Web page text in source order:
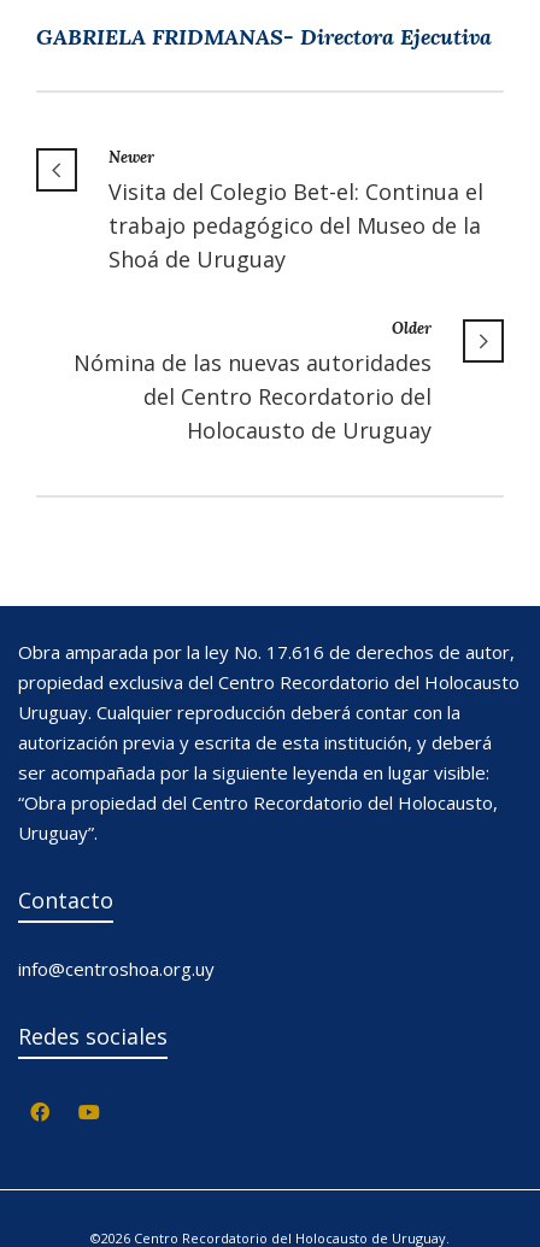
GABRIELA FRIDMANAS- Directora Ejecutiva
Newer
Visita del Colegio Bet-el: Continua el
trabajo pedagógico del Museo de la
Shoá de Uruguay
Older
Nómina de las nuevas autoridades
del Centro Recordatorio del
Holocausto de Uruguay
Obra amparada por la ley No. 17.616 de derechos de autor,
propiedad exclusiva del Centro Recordatorio del Holocausto
Uruguay. Cualquier reproducción deberá contar con la
autorización previa y escrita de esta institución, y deberá
ser acompañada por la siguiente leyenda en lugar visible:
“Obra propiedad del Centro Recordatorio del Holocausto,
Uruguay”.
Contacto
info@centroshoa.org.uy
Redes sociales
©2026 Centro Recordatorio del Holocausto de Uruguay.